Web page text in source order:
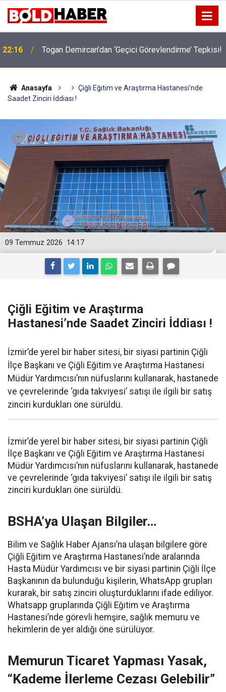
Togan Demircan’dan ‘Geçici Görevlendirme’ Tepkisi!
19:32 Sıcak Havalarda Ödem Şikayetini Hafife Almayın!
Anasayfa
Çiğli Eğitim ve Araştırma Hastanesi’nde
Saadet Zinciri İddiası !
14:17
09 Temmuz 2026
Çiğli Eğitim ve Araştırma
Hastanesi’nde Saadet Zinciri İddiası !
İzmir’de yerel bir haber sitesi, bir siyasi partinin Çiğli
İlçe Başkanı ve Çiğli Eğitim ve Araştırma Hastanesi
Müdür Yardımcısı’nın nüfuslarını kullanarak, hastanede
ve çevrelerinde ‘gıda takviyesi’ satışı ile ilgili bir satış
zinciri kurdukları öne sürüldü.
İzmir’de yerel bir haber sitesi, bir siyasi partinin Çiğli
İlçe Başkanı ve Çiğli Eğitim ve Araştırma Hastanesi
Müdür Yardımcısı’nın nüfuslarını kullanarak, hastanede
ve çevrelerinde ‘gıda takviyesi’ satışı ile ilgili bir satış
zinciri kurdukları öne sürüldü.
BSHA’ya Ulaşan Bilgiler…
Bilim ve Sağlık Haber Ajansı’na ulaşan bilgilere göre
Çiğli Eğitim ve Araştırma Hastanesi’nde aralarında
Hasta Müdür Yardımcısı ve bir siyasi partinin Çiğli İlçe
Başkanının da bulunduğu kişilerin, WhatsApp grupları
kurarak, bir satış zinciri oluşturduklarını ifade ediliyor.
Whatsapp gruplarında Çiğli Eğitim ve Araştırma
Hastanesi’nde görevli hemşire, sağlık memuru ve
hekimlerin de yer aldığı öne sürülüyor.
Memurun Ticaret Yapması Yasak,
“Kademe İlerleme Cezası Gelebilir”